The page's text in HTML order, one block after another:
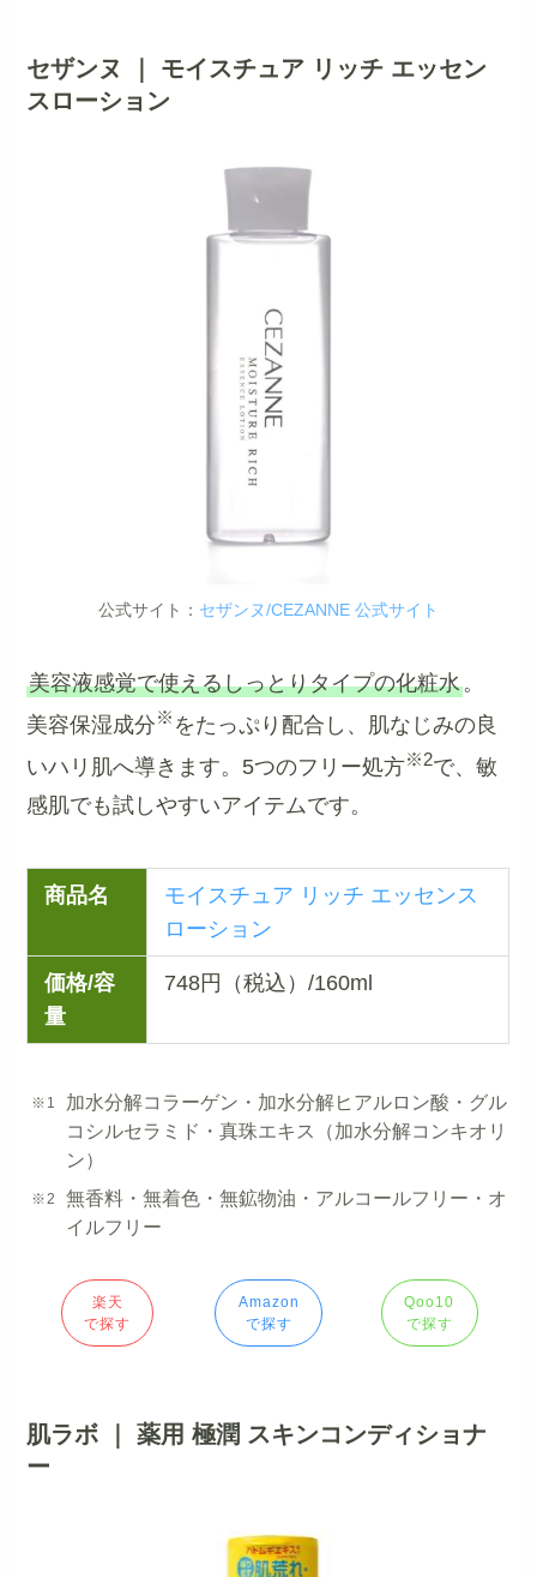
セザンヌ ｜ モイスチュア リッチ エッセン
スローション
公式サイト： セザンヌ/CEZANNE 公式サイト
美容液感覚で使えるしっとりタイプの化粧水。
美容保湿成分※ をたっぷり配合し、肌なじみの良
いハリ肌へ導きます。5つのフリー処方※2で、敏
感肌でも試しやすいアイテムです。
商品名
モイスチュア リッチ エッセンス
ローション
価格/容
量
748円（税込）/160ml
加水分解コラーゲン・加水分解ヒアルロン酸・グル
コシルセラミド・真珠エキス（加水分解コンキオリ
ン）
無香料・無着色・無鉱物油・アルコールフリー・オ
イルフリー
楽天
で探す
Amazon
で探す
Qoo10
で探す
肌ラボ ｜ 薬用 極潤 スキンコンディショナ
ー